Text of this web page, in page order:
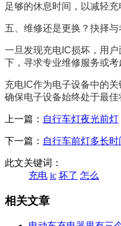
足够的休息时间，以减轻
五、维修还是更换？抉择与
一旦发现充电IC损坏，用
下，寻求专业维修服务或
充电IC作为电子设备中的
确保电子设备始终处于最
上一篇： 自行车灯夜光前灯
下一篇： 自行车前灯多长
此文关键词：
充电 ic 坏了 怎么
相关文章